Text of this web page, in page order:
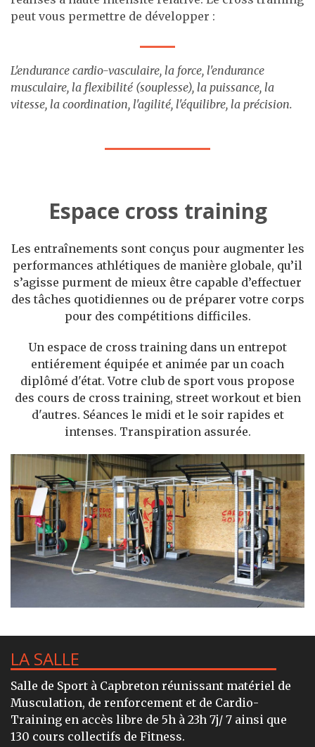
peut vous permettre de développer :
L'endurance cardio-vasculaire, la force, l'endurance
musculaire, la flexibilité (souplesse), la puissance, la
vitesse, la coordination, l'agilité, l'équilibre, la précision.
Espace cross training
Les entraînements sont conçus pour augmenter les
performances athlétiques de manière globale, qu’il
s’agisse purment de mieux être capable d’effectuer
des tâches quotidiennes ou de préparer votre corps
pour des compétitions difficiles.
Un espace de cross training dans un entrepot
entiérement équipée et animée par un coach
diplômé d'état. Votre club de sport vous propose
des cours de cross training, street workout et bien
d'autres. Séances le midi et le soir rapides et
intenses. Transpiration assurée.
LA SALLE
Salle de Sport à Capbreton réunissant matériel de
Musculation, de renforcement et de Cardio-
Training en accès libre de 5h à 23h 7j/ 7 ainsi que
130 cours collectifs de Fitness.